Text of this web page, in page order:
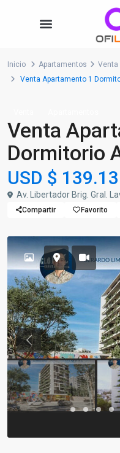
Inicio Apartamentos
Venta
Venta Apartamento 1
Venta
Dormitorio
USD $
Av. Libertador Brig. Gral.
Compartir Favorito
Previous